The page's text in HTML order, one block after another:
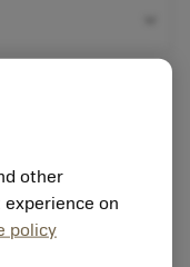
other
on
policy